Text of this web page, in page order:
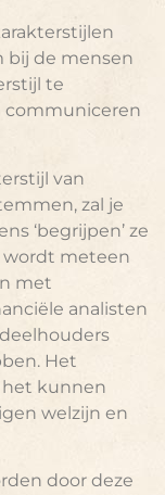
bij de mensen
te
communiceren
van
zal je
‘begrijpen’ ze
wordt meteen
met
analisten
Het
het kunnen
welzijn en
door deze